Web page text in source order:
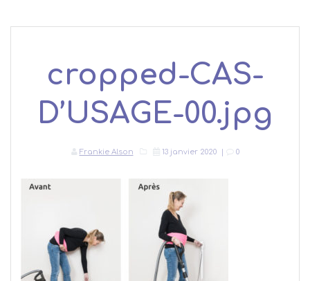
cropped-CAS-
D’USAGE-00.jpg
Frankie Alson 13 janvier 2020| 0